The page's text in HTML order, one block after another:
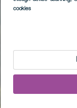
cookies